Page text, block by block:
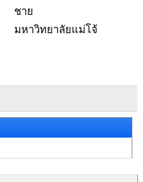
ชาย
มหาวิทยาลัยแม่โจ้